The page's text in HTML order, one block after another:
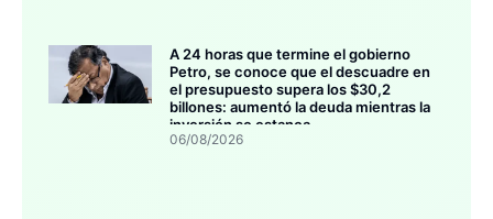
A 24 horas que termine el gobierno
Petro, se conoce que el descuadre en
el presupuesto supera los $30,2
billones: aumentó la deuda mientras la
inversión se estanca
06/08/2026